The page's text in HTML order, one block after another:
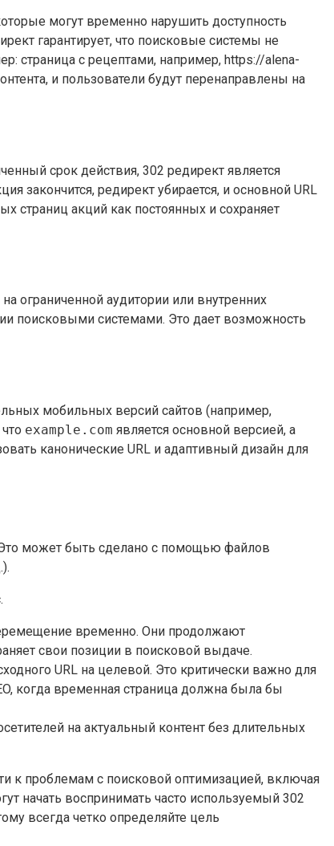
могут временно нарушить доступность
гарантирует, что поисковые системы не
страница с рецептами, например, https://alena-
и пользователи будут перенаправлены на
срок действия, 302 редирект является
закончится, редирект убирается, и основной URL
страниц акций как постоянных и сохраняет
ограниченной аудитории или внутренних
поисковыми системами. Это дает возможность
мобильных версий сайтов (например,
example.com является основной версией, а
канонические URL и адаптивный дизайн для
Это может быть сделано с помощью файлов
временно. Они продолжают
свои позиции в поисковой выдаче.
URL на целевой. Это критически важно для
когда временная страница должна была бы
на актуальный контент без длительных
к проблемам с поисковой оптимизацией, включая
начать воспринимать часто используемый 302
всегда четко определяйте цель